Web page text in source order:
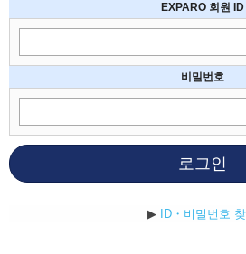
EXPARO 회원 ID
비밀번호
로그인
▶ ID・비밀번호